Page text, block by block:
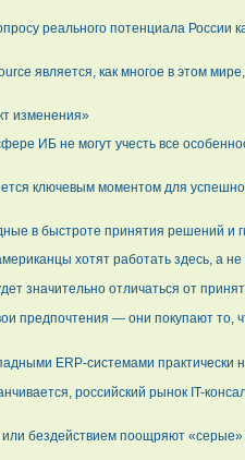
реального потенциала России
является, как многое в этом
изменения»
ИБ не могут учесть все
ключевым моментом для
в быстроте принятия решений и
хотят работать здесь, а
значительно отличаться от
предпочтения — они покупают то,
ERP-системами практически
российский рынок IT-
бездействием поощряют